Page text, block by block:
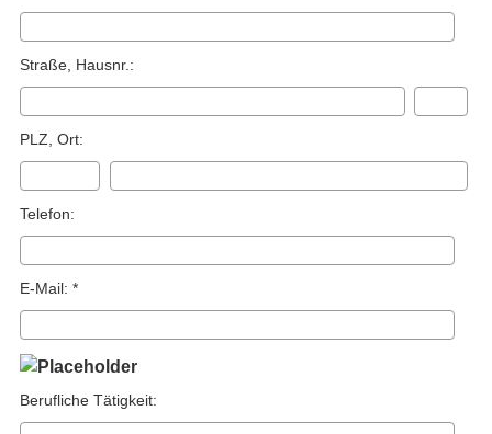
Straße, Hausnr.:
PLZ, Ort:
Telefon:
E-Mail: *
Berufliche Tätigkeit: